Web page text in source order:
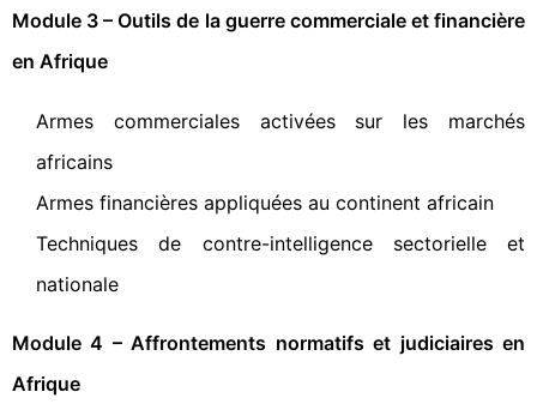
Module 3 – Outils de la guerre commerciale et financière
en Afrique
Armes commerciales activées sur les marchés
africains
Armes financières appliquées au continent africain
Techniques de contre-intelligence sectorielle et
nationale
Module 4 – Affrontements normatifs et judiciaires en
Afrique